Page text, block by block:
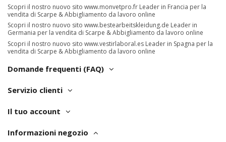
Scopri il nostro nuovo sito www.monvetpro.fr Leader in Francia per la
vendita di Scarpe & Abbigliamento da lavoro online
Scopri il nostro nuovo sito www.bestearbeitskleidung.de Leader in
Germania per la vendita di Scarpe & Abbigliamento da lavoro online
Scopri il nostro nuovo sito www.vestirlaboral.es Leader in Spagna per la
vendita di Scarpe & Abbigliamento da lavoro online
Domande frequenti (FAQ)
Servizio clienti
Il tuo account
Informazioni negozio